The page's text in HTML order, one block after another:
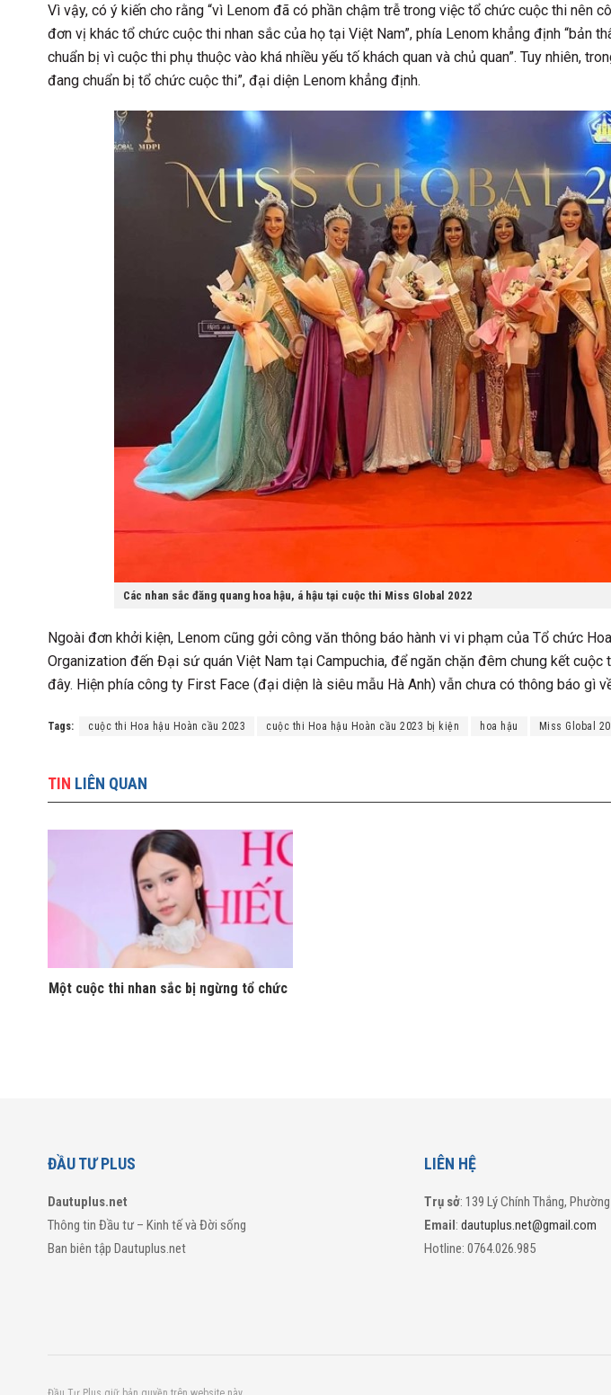
Vì vậy, có ý kiến cho rằng “vì Lenom đã có phần chậm trễ trong việc tổ chức cuộc thi nên
đơn vị khác tổ chức cuộc thi nhan sắc của họ tại Việt Nam”, phía Lenom khẳng định “bản
chuẩn bị vì cuộc thi phụ thuộc vào khá nhiều yếu tố khách quan và chủ quan”. Tuy nhiên,
đang chuẩn bị tổ chức cuộc thi”, đại diện Lenom khẳng định.
Các nhan sắc đăng quang hoa hậu, á hậu tại cuộc thi Miss Global 2022
Ngoài đơn khởi kiện, Lenom cũng gởi công văn thông báo hành vi vi phạm của Tổ chức
Organization đến Đại sứ quán Việt Nam tại Campuchia, để ngăn chặn đêm chung kết
đây. Hiện phía công ty First Face (đại diện là siêu mẫu Hà Anh) vẫn chưa có thông báo gì
Tags: cuộc thi Hoa hậu Hoàn cầu 2023 cuộc thi Hoa hậu Hoàn cầu 2023 bị kiện hoa hậu Miss Global
TIN LIÊN QUAN
Một cuộc thi nhan sắc bị ngừng tổ chức
ĐẦU TƯ PLUS
Dautuplus.net
Thông tin Đầu tư – Kinh tế và Đời sống
Ban biên tập Dautuplus.net
LIÊN HỆ
Trụ sở: 139 Lý Chính Thắng,
Email:dautuplus.net@gmail.com
Hotline: 0764.026.985